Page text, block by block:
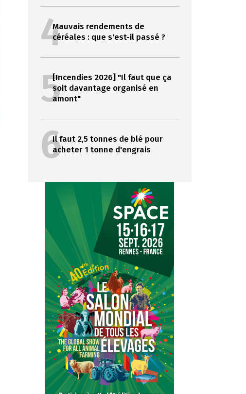
4Mauvais rendements de
céréales : que s'est-il passé ?
5[Incendies 2026] "Il faut que ça
soit davantage organisé en
amont"
6Il faut 2,5 tonnes de blé pour
acheter 1 tonne d'engrais